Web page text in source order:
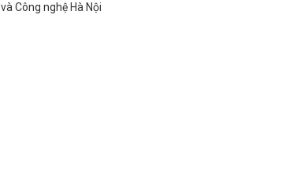
và Công nghệ Hà Nội